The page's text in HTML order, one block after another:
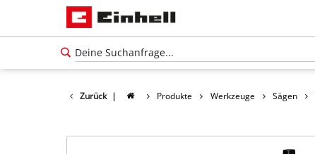
Zurück | Produkte Werkzeuge Sägen